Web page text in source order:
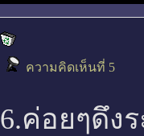
ความคิดเห็นที่ 5
6.ค่อยๆดึง